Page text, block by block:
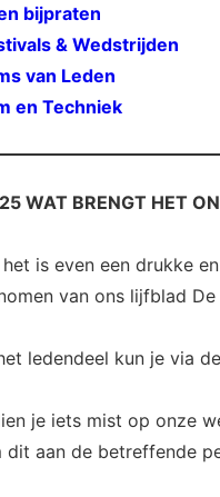
bijpraten
& Wedstrijden
van Leden
en Techniek
WAT BRENGT HET
het is even een drukke
van ons lijfblad
ledendeel kun je via de
je iets mist op onze
dit aan de betreffende